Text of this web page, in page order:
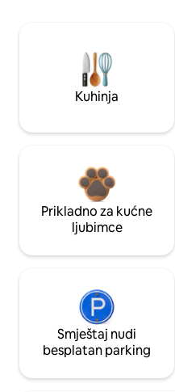
Kuhinja
Prikladno za kućne
ljubimce
Smještaj nudi
besplatan parking